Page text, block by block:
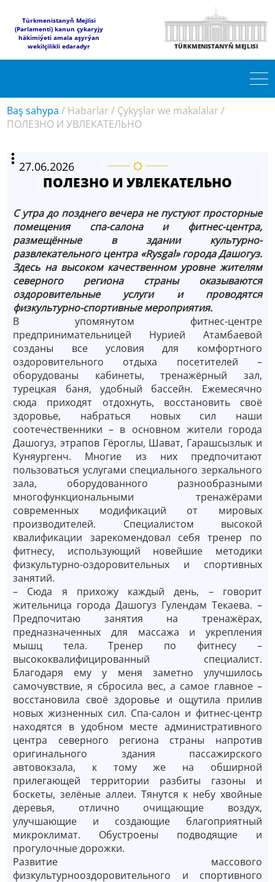
Türkmenistanyň Mejlisi
(Parlamenti) kanun çykaryjy
häkimiýeti amala aşyrýan
wekilçilikli edaradyr
TÜRKMENISTANYŇ MEJLISI
Baş sahypa / Habarlar / Çykyşlar we makalalar /
ПОЛЕЗНО И УВЛЕКАТЕЛЬНО
27.06.2026
ПОЛЕЗНО И УВЛЕКАТЕЛЬНО
С утра до позднего вечера не пустуют просторные
помещения спа-салона и фитнес-центра,
размещённые в здании культурно-
развлекательного центра «Rysgal» города Дашогуз.
Здесь на высоком качественном уровне жителям
северного региона страны оказываются
оздоровительные услуги и проводятся
физкультурно-спортивные мероприятия.
В упомянутом фитнес-центре
предпринимательницей Нурией Атамбаевой
созданы все условия для комфортного
оздоровительного отдыха посетителей –
оборудованы кабинеты, тренажёрный зал,
турецкая баня, удобный бассейн. Ежемесячно
сюда приходят отдохнуть, восстановить своё
здоровье, набраться новых сил наши
соотечественники – в основном жители города
Дашогуз, этрапов Гёроглы, Шават, Гарашсызлык и
Куняургенч. Многие из них предпочитают
пользоваться услугами специального зеркального
зала, оборудованного разнообразными
многофункциональными тренажёрами
современных модификаций от мировых
производителей. Специалистом высокой
квалификации зарекомендовал себя тренер по
фитнесу, использующий новейшие методики
физкультурно-оздоровительных и спортивных
занятий.
– Сюда я прихожу каждый день, – говорит
жительница города Дашогуз Гулендам Текаева. –
Предпочитаю занятия на тренажёрах,
предназначенных для массажа и укрепления
мышц тела. Тренер по фитнесу –
высококвалифицированный специалист.
Благодаря ему у меня заметно улучшилось
самочувствие, я сбросила вес, а самое главное –
восстановила своё здоровье и ощутила прилив
новых жизненных сил. Спа-салон и фитнес-центр
находятся в удобном месте административного
центра северного региона страны напротив
оригинального здания пассажирского
автовокзала, к тому же на обширной
прилегающей территории разбиты газоны и
боскеты, зелёные аллеи. Тянутся к небу хвойные
деревья, отлично очищающие воздух,
улучшающие и создающие благоприятный
микроклимат. Обустроены подводящие и
прогулочные дорожки.
Развитие массового
физкультурнооздоровительного и спортивного